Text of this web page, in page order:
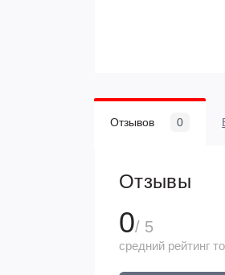
Отзывов 0
Отзывы
0/ 5
средний рейтинг